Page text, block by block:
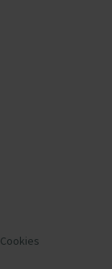
Cookies